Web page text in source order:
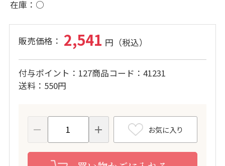
在庫 ○
2,541
付与ポイント 127商品コード
41231
送料
550円
お気に入り